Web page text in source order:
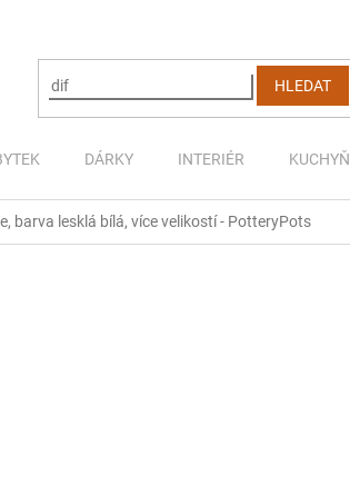
HLEDAT
DÁRKY INTERIÉR KUCHYŇ
barva lesklá bílá, více velikostí - PotteryPots